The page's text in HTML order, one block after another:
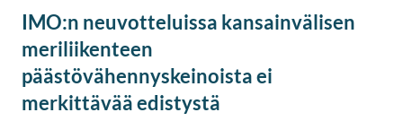
IMO:n neuvotteluissa kansainvälisen
meriliikenteen
päästövähennyskeinoista ei
merkittävää edistystä